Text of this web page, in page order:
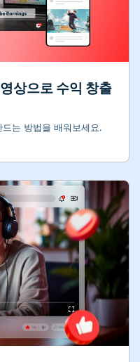
상으로 수익 창출
는 방법을 배워보세요.